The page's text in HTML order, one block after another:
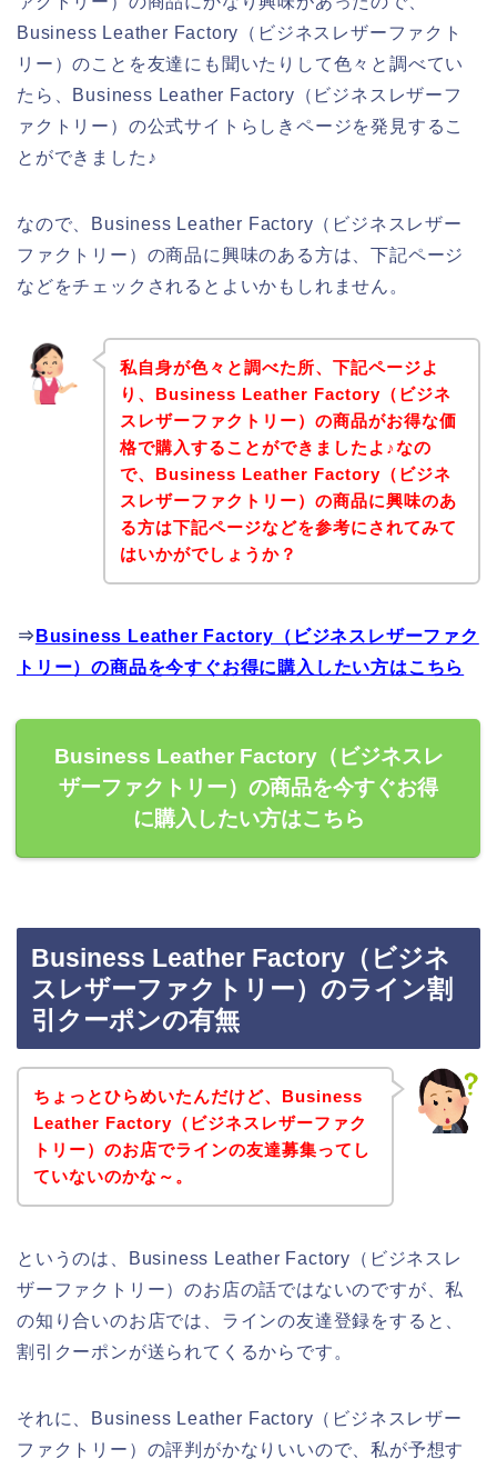
Business Leather Factory（ビジネスレザーファクト
リー）のことを友達にも聞いたりして色々と調べてい
たら、Business Leather Factory（ビジネスレザーフ
ァクトリー）の公式サイトらしきページを発見するこ
とができました♪
なので、Business Leather Factory（ビジネスレザー
ファクトリー）の商品に興味のある方は、下記ページ
などをチェックされるとよいかもしれません。
私自身が色々と調べた所、下記ページよ
り、Business Leather Factory（ビジネ
スレザーファクトリー）の商品がお得な価
格で購入することができましたよ♪なの
で、Business Leather Factory（ビジネ
スレザーファクトリー）の商品に興味のあ
る方は下記ページなどを参考にされてみて
はいかがでしょうか？
⇒ Business Leather Factory（ビジネスレザーファク
トリー）の商品を今すぐお得に購入したい方はこちら
Business Leather Factory（ビジネスレ
ザーファクトリー）の商品を今すぐお得
に購入したい方はこちら
Business Leather Factory（ビジネ
スレザーファクトリー）のライン割
引クーポンの有無
ちょっとひらめいたんだけど、Business
Leather Factory（ビジネスレザーファク
トリー）のお店でラインの友達募集ってし
ていないのかな～。
というのは、Business Leather Factory（ビジネスレ
ザーファクトリー）のお店の話ではないのですが、私
の知り合いのお店では、ラインの友達登録をすると、
割引クーポンが送られてくるからです。
それに、Business Leather Factory（ビジネスレザー
ファクトリー）の評判がかなりいいので、私が予想す